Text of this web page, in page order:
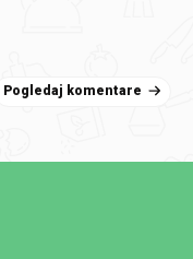
Pogledaj komentare